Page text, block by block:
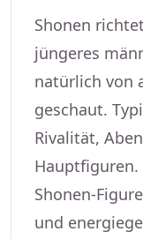
Shonen
jüngeres
natürlich von
geschaut.
Rivalität,
Shonen-
und